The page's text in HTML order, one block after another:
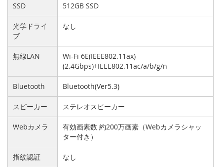
SSD 512GB SSD
光学ドライ
ブ
なし
無線LAN
Wi-Fi 6E(IEEE802.11ax)
(2.4Gbps)+IEEE802.11ac/a/b/g/n
Bluetooth Bluetooth(Ver5.3)
スピーカー ステレオスピーカー
Webカメラ
有効画素数 約200万画素（Webカメラシャッ
ター付き）
指紋認証 なし